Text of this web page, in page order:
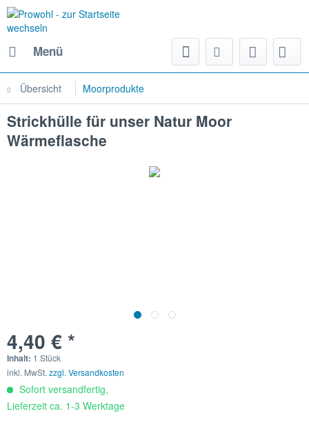
Menü
Übersicht Moorprodukte
Strickhülle für unser Natur Moor
Wärmeflasche
4,40 € *
Inhalt: 1 Stück
inkl. MwSt. zzgl. Versandkosten
Sofort versandfertig,
Lieferzeit ca. 1-3 Werktage